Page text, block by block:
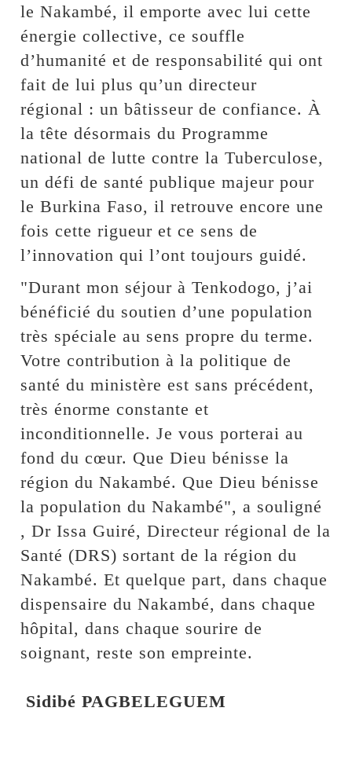
le Nakambé, il emporte avec lui cette
énergie collective, ce souffle
d’humanité et de responsabilité qui ont
fait de lui plus qu’un directeur
régional : un bâtisseur de confiance. ‎À
la tête désormais du Programme
national de lutte contre la Tuberculose,
un défi de santé publique majeur pour
le Burkina Faso, il retrouve encore une
fois cette rigueur et ce sens de
l’innovation qui l’ont toujours guidé.
"Durant mon séjour à Tenkodogo, j’ai
bénéficié du soutien d’une population
très spéciale au sens propre du terme.
Votre contribution à la politique de
santé du ministère est sans précédent,
très énorme constante et
inconditionnelle. Je vous porterai au
fond du cœur. Que Dieu bénisse la
région du Nakambé. Que Dieu bénisse
la population du Nakambé", a souligné
, Dr Issa Guiré, Directeur régional de la
Santé (DRS) sortant de la région du
Nakambé. Et quelque part, dans chaque
dispensaire du Nakambé, dans chaque
hôpital, dans chaque sourire de
soignant, reste son empreinte.
Sidibé PAGBELEGUEM‎